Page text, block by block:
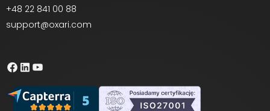
+48 22 841 00 88
support@oxari.com